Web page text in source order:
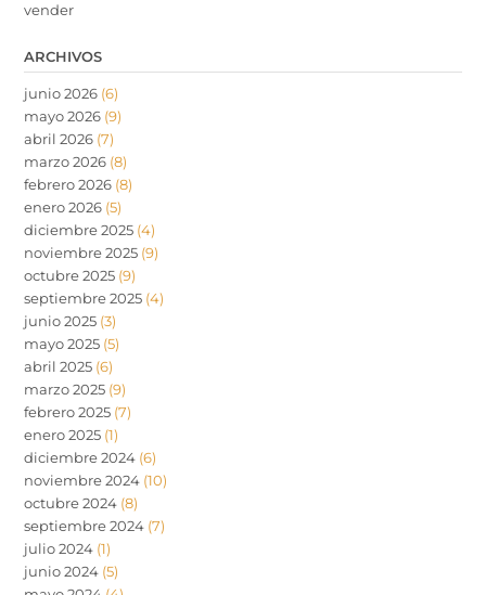
vender
ARCHIVOS
junio 2026 (6)
mayo 2026 (9)
abril 2026 (7)
marzo 2026 (8)
febrero 2026 (8)
enero 2026 (5)
diciembre 2025 (4)
noviembre 2025 (9)
octubre 2025 (9)
septiembre 2025 (4)
junio 2025 (3)
mayo 2025 (5)
abril 2025 (6)
marzo 2025 (9)
febrero 2025 (7)
enero 2025 (1)
diciembre 2024 (6)
noviembre 2024 (10)
octubre 2024 (8)
septiembre 2024 (7)
julio 2024 (1)
junio 2024 (5)